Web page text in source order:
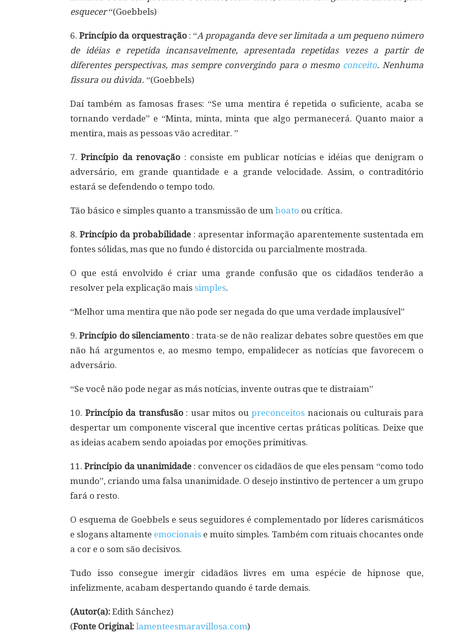
esquecer“(Goebbels)
6.Princípio da orquestração: “A propaganda deve ser limitada a um pequeno número
de idéias e repetida incansavelmente, apresentada repetidas vezes a partir de
diferentes perspectivas, mas sempre convergindo para o mesmo conceito. Nenhuma
fissura ou dúvida. “(Goebbels)
Daí também as famosas frases: “Se uma mentira é repetida o suficiente, acaba se
tornando verdade” e “Minta, minta, minta que algo permanecerá. Quanto maior a
mentira, mais as pessoas vão acreditar. ”
7.Princípio da renovação : consiste em publicar notícias e idéias que denigram o
adversário, em grande quantidade e a grande velocidade. Assim, o contraditório
estará se defendendo o tempo todo.
Tão básico e simples quanto a transmissão de um boato ou crítica.
8. Princípio da probabilidade : apresentar informação aparentemente sustentada em
fontes sólidas, mas que no fundo é distorcida ou parcialmente mostrada.
O que está envolvido é criar uma grande confusão que os cidadãos tenderão a
resolver pela explicação mais simples.
“Melhor uma mentira que não pode ser negada do que uma verdade implausível”
9.Princípio do silenciamento : trata-se de não realizar debates sobre questões em que
não há argumentos e, ao mesmo tempo, empalidecer as notícias que favorecem o
adversário.
“Se você não pode negar as más notícias, invente outras que te distraiam”
10. Princípio da transfusão: usar mitos ou preconceitos nacionais ou culturais para
despertar um componente visceral que incentive certas práticas políticas. Deixe que
as ideias acabem sendo apoiadas por emoções primitivas.
11.Princípio da unanimidade: convencer os cidadãos de que eles pensam “como todo
mundo”, criando uma falsa unanimidade. O desejo instintivo de pertencer a um grupo
fará o resto.
O esquema de Goebbels e seus seguidores é complementado por líderes carismáticos
e slogans altamente emocionais e muito simples. Também com rituais chocantes onde
a cor e o som são decisivos.
Tudo isso consegue imergir cidadãos livres em uma espécie de hipnose que,
infelizmente, acabam despertando quando é tarde demais.
(Autor(a): Edith Sánchez)
(Fonte Original: lamenteesmaravillosa.com)